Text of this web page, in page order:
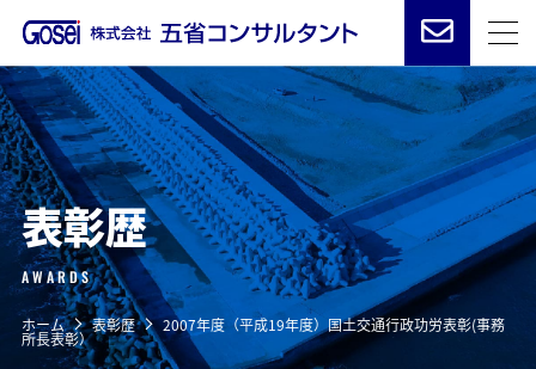
表彰歴
AWARDS
ホーム 表彰歴 2007年度（平成19年度）国土交通行政功労表彰(事務
所長表彰）